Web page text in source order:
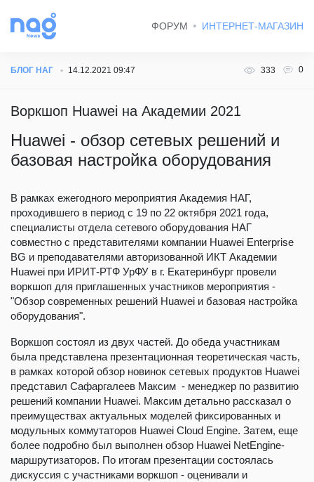
ФОРУМ ИНТЕРНЕТ-МАГАЗИН
БЛОГ НАГ 14.12.2021 09:47 333 0
Воркшоп Huawei на Академии 2021
Huawei - обзор сетевых решений и
базовая настройка оборудования
В рамках ежегодного мероприятия Академия НАГ,
проходившего в период с 19 по 22 октября 2021 года,
специалисты отдела сетевого оборудования НАГ
совместно с представителями компании Huawei Enterprise
BG и преподавателями авторизованной ИКТ Академии
Huawei при ИРИТ-РТФ УрФУ в г. Екатеринбург провели
воркшоп для приглашенных участников мероприятия -
"Обзор современных решений Huawei и базовая настройка
оборудования".
Воркшоп состоял из двух частей. До обеда участникам
была представлена презентационная теоретическая часть,
в рамках которой обзор новинок сетевых продуктов Huawei
представил Сафаргалеев Максим - менеджер по развитию
решений компании Huawei. Максим детально рассказал о
преимуществах актуальных моделей фиксированных и
модульных коммутаторов Huawei Cloud Engine. Затем, еще
более подробно был выполнен обзор Huawei NetEngine-
маршрутизаторов. По итогам презентации состоялась
дискуссия с участниками воркшоп - оценивали и